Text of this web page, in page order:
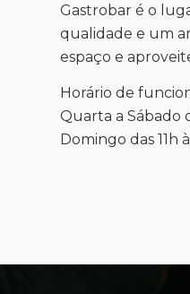
Gastrobar é o
qualidade e um
espaço e
Horário de
Quarta a Sábado
Domingo das 11h